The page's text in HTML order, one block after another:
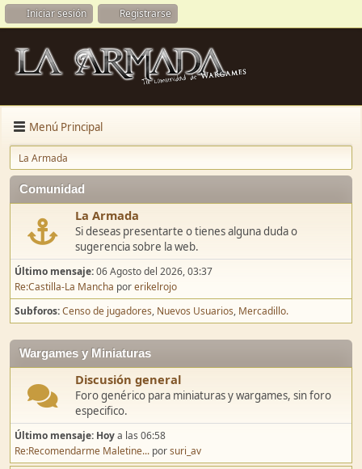
Iniciar sesión Registrarse
Menú Principal
La Armada
Comunidad
La Armada
Si deseas presentarte o tienes alguna duda o
sugerencia sobre la web.
Último mensaje:06 Agosto del 2026, 03:37
Re:Castilla-La Mancha porerikelrojo
Subforos Censo de jugadores Nuevos Usuarios Mercadillo.
Wargames y Miniaturas
Discusión general
Foro genérico para miniaturas y wargames, sin foro
especifico.
Último mensaje: Hoya las 06:58
Re:Recomendarme Maletine... porsuri_av